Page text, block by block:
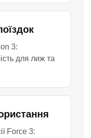
3:
для лиж та
Force 3: